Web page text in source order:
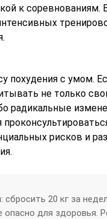
к соревнованиям.
похудения с умом.
не только
радикальные
рисков и
20 кг за
опасно для здоровья.